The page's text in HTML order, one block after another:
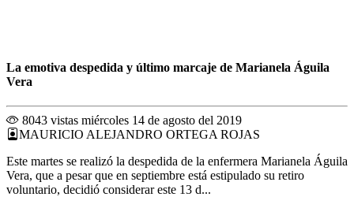
La emotiva despedida y último marcaje de Marianela Águila
Vera
8043 vistas miércoles 14 de agosto del 2019
MAURICIO ALEJANDRO ORTEGA ROJAS
Este martes se realizó la despedida de la enfermera Marianela Águila
Vera, que a pesar que en septiembre está estipulado su retiro
voluntario, decidió considerar este 13 d...